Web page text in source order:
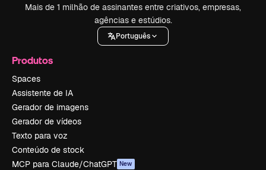
Mais de 1 milhão de assinantes entre criativos, empresas,
agências e estúdios.
Português
Produtos
Spaces
Assistente de IA
Gerador de imagens
Gerador de vídeos
Texto para voz
Conteúdo de stock
MCP para Claude/ChatGPT New